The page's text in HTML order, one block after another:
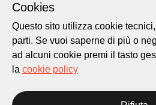
lugano.ch
Cookie policy
Homepage
Cookies
Questo sito utilizza cookie
parti. Se vuoi saperne di più o
ad alcuni cookie premi il tasto
la cookie policy